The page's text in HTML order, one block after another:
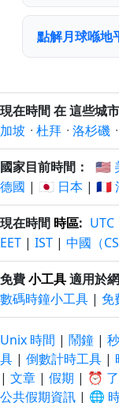
點解月球喺地
現在時間 在 這些城市
加坡 · 杜拜 · 洛杉磯 ·
國家目前時間： 🇺🇸
德國 | 🇯🇵 日本 | 🇫🇷
現在時間 時區: UTC
EET | IST | 中國（
免費小工具適用於
數碼時鐘小工具 | 免
Unix 時間 | 鬧鐘 |
具 | 倒數計時工具 |
| 文章 | 假期 | ⏰
公共假期資訊 | 🌐